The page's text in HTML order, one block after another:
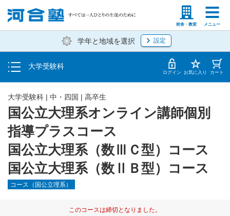
校舎・教室 メニュー
塾生の方 高等学校の先生
学年と地域を選択 設定
大学受験科
入塾説明会・個別相談
学費・入塾手続き方法
入塾から授業開始までのスケジュール ログイン お気に入り カート
国公立大理系オンライン講師個別
指導プラスコース
国公立大理系（数ⅢＣ型）コース
国公立大理系（数ⅡＢ型）コース
大学受験科 | 中・四国 | 高卒生
コース（国公立理系）
このコースは締切となりました。